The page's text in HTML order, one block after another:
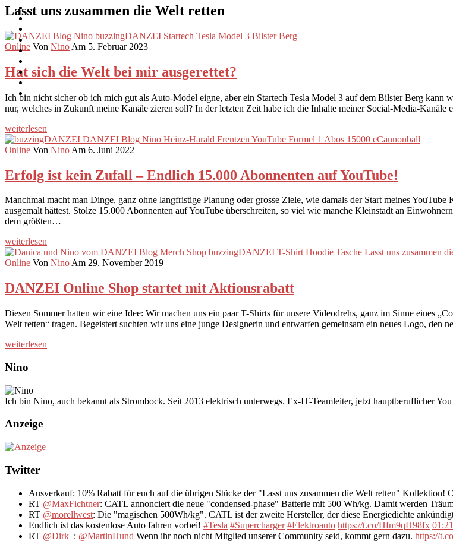
Lasst uns zusammen die Welt retten
Online Von Nino Am 5. Februar 2023
Hat sich die Welt bei mir ausgerettet?
Ich bin nicht sicher ob ich mich gut als Auto-Model eigne, aber ein Startech Tesla Model 3 auf dem Bilster Berg
nur, welches in Zukunft meine Kanäle zieren soll? In der letzten Zeit habe ich die Inhalte meiner Social-Media-
weiterlesen
Online Von Nino Am 6. Juni 2022
Erfolg ist kein Zufall – Endlich 15.000 Abonnenten auf YouTube!
Manchmal macht man Dinge, ganz ohne langfristige Planung oder grosse Ziele, wie damals der Start meines
ausgemalt hättest. Stolze 15.000 Abonnenten auf YouTube überschreiten, so viel wie manche Kleinstadt an
dem größten…
weiterlesen
Online Von NinoAm 29. November 2019
DANZEI Online Shop startet mit Aktionsrabatt
Diesen Sommer hatten wir eine Idee: Wir machen uns ein paar T-Shirts für unsere Videodrehs, ganz im Sinne eines
Welt retten“ tragen. Begeistert suchten wir uns eine junge Designerin und entwarfen gemeinsam ein neues Logo,
weiterlesen
Nino
Ich bin Nino, auch bekannt als Strombock. Seit 2013 elektrisch unterwegs. Ex-IT-Teamleiter, jetzt hauptberuflicher
Anzeige
Twitter
Ausverkauf: 10% Rabatt für euch auf die übrigen Stücke der "Lasst uns zusammen die Welt retten" Kollektion!
RT @MaxFichtner: CATL annonciert die neue "condensed-phase" Batterie mit 500 Wh/kg. Damit werden
RT @morellwest: Die "magischen 500Wh/kg". CATL ist der zweite Hersteller, der diese Energiedichte
Endlich ist das kostenlose Auto fahren vorbei! #Tesla #Supercharger #Elektroauto https://t.co/Hfm9qH98fx
RT @Dirk_ : @MartinHund Wenn ihr noch nicht Mitglied unserer Community seid, kommt gern dazu. https://